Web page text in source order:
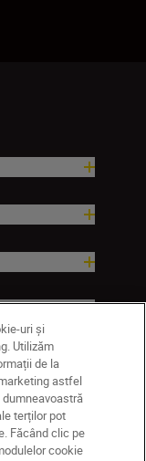
uri și
Utilizăm
de la
astfel
terților pot
Făcând clic pe
cookie